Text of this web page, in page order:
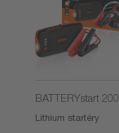
BATTERYstart 200
Lithium startéry